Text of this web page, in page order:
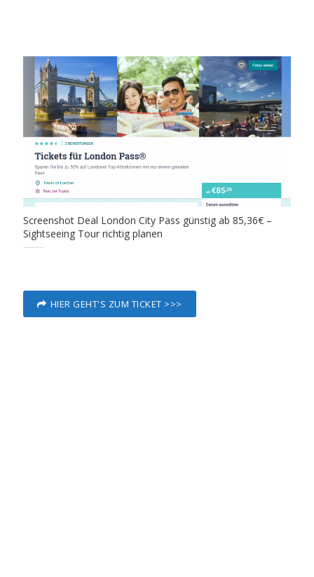
Screenshot Deal London City Pass günstig ab 85,36€ –
Sightseeing Tour richtig planen
HIER GEHT'S ZUM TICKET >>>